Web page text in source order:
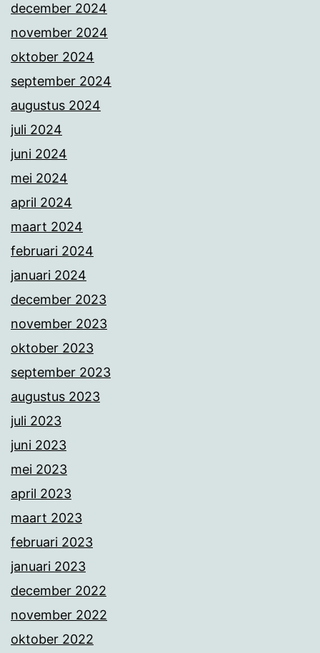
december 2024
november 2024
oktober 2024
september 2024
augustus 2024
juli 2024
juni 2024
mei 2024
april 2024
maart 2024
februari 2024
januari 2024
december 2023
november 2023
oktober 2023
september 2023
augustus 2023
juli 2023
juni 2023
mei 2023
april 2023
maart 2023
februari 2023
januari 2023
december 2022
november 2022
oktober 2022